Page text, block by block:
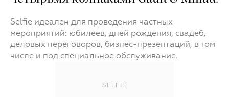
Selfie идеален для проведения частных
мероприятий: юбилеев, дней рождения, свадеб,
деловых переговоров, бизнес-презентаций, в том
числе и под специальное обслуживание.
SELFIЕ